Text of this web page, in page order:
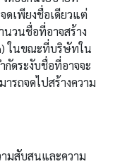
ดเพียงชื่อเดียวแต่
นวนชื่อที่อาจสร้าง
ในขณะที่บริษัทใน
ดระงับชื่อที่อาจจะ
รถจดไปสร้างความ
ามสับสนและความ